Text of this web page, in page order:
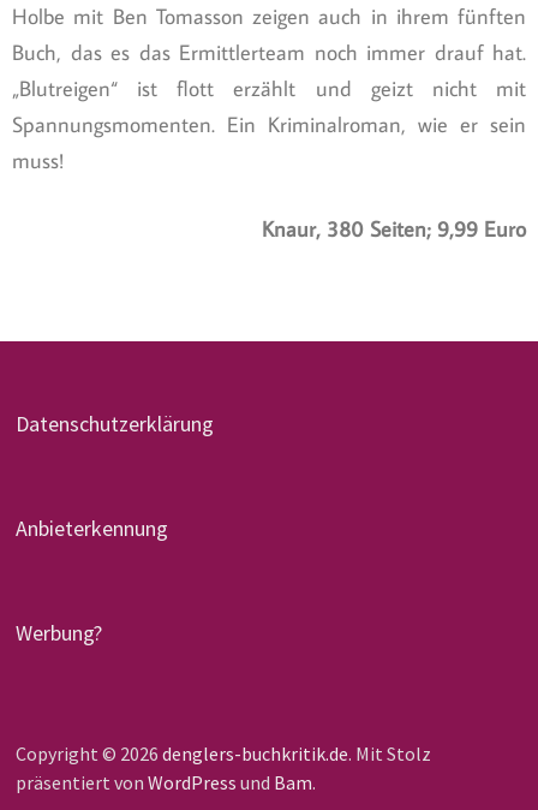
Holbe mit Ben Tomasson zeigen auch in ihrem fünften
Buch, das es das Ermittlerteam noch immer drauf hat.
„Blutreigen“ ist flott erzählt und geizt nicht mit
Spannungsmomenten. Ein Kriminalroman, wie er sein
muss!
Knaur, 380 Seiten; 9,99 Euro
Datenschutzerklärung
Anbieterkennung
Werbung?
Copyright © 2026 denglers-buchkritik.de. Mit Stolz
präsentiert von WordPress und Bam.